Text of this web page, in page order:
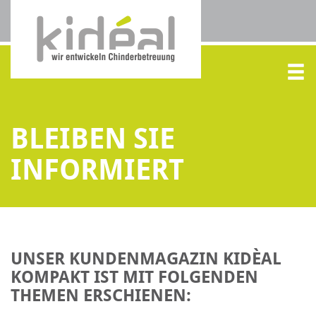
BLEIBEN SIE
INFORMIERT
UNSER KUNDENMAGAZIN KIDÈAL
KOMPAKT IST MIT FOLGENDEN
THEMEN ERSCHIENEN: